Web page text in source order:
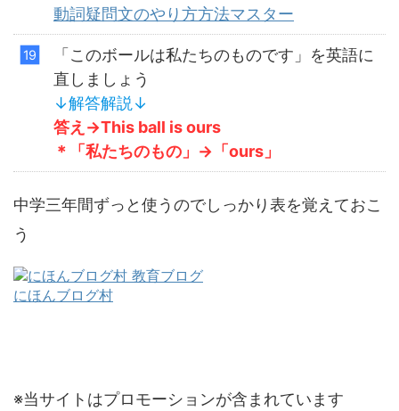
動詞疑問文のやり方方法マスター
「このボールは私たちのものです」を英語に
直しましょう
↓解答解説↓
答え→This ball is ours
＊「私たちのもの」→「ours 」
中学三年間ずっと使うのでしっかり表を覚えておこ
う
にほんブログ村
※当サイトはプロモーションが含まれています